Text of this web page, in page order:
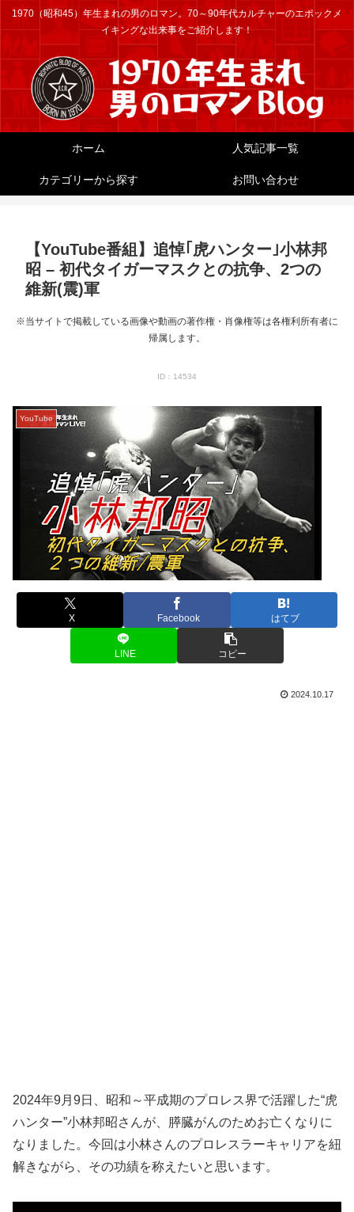
1970（昭和45）年生まれの男のロマン。70～90年代カルチャーのエポックメ
イキングな出来事をご紹介します！
ホーム 人気記事一覧
カテゴリーから探す お問い合わせ
【YouTube番組】追悼｢虎ハンター｣小林邦
昭 – 初代タイガーマスクとの抗争、2つの
維新(震)軍
※当サイトで掲載している画像や動画の著作権・肖像権等は各権利所有者に
帰属します。
ID：14534
YouTube
X Facebook はてブ
LINE コピー
2024.10.17
2024年9月9日、昭和～平成期のプロレス界で活躍した“虎
ハンター”小林邦昭さんが、膵臓がんのためお亡くなりに
なりました。今回は小林さんのプロレスラーキャリアを紐
解きながら、その功績を称えたいと思います。